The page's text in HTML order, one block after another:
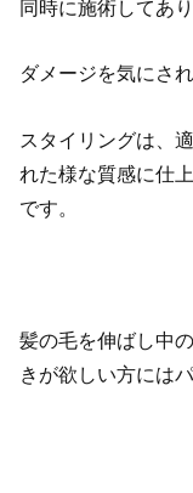
同時に施術してあり
ダメージを気にさ
スタイリングは、
れた様な質感に仕
です。
髪の毛を伸ばし中
きが欲しい方には